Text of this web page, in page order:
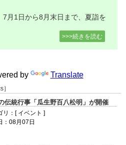
7月1日から8月末日まで、夏詣を
>>>続きを読む
by Translate
］
伝統行事「瓜生野百八松明」が開催
リ：[ イベント ]
：08月07日